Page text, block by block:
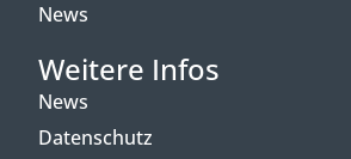
News
Weitere Infos
News
Datenschutz